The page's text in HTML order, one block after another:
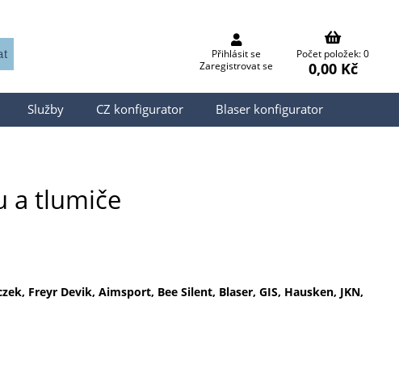
Přihlásit se
Zaregistrovat se
Počet položek: 0
0,00 Kč
Služby CZ konfigurator Blaser konfigurator
a tlumiče
Freyr Devik, Aimsport, Bee Silent, Blaser, GIS, Hausken, JKN,